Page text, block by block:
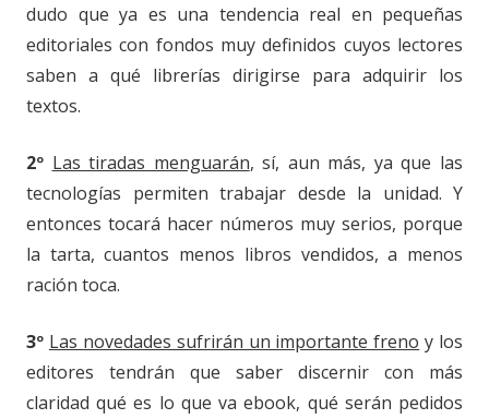
dudo que ya es una tendencia real en pequeñas
editoriales con fondos muy definidos cuyos lectores
saben a qué librerías dirigirse para adquirir los
textos.
2º Las tiradas menguarán, sí, aun más, ya que las
tecnologías permiten trabajar desde la unidad. Y
entonces tocará hacer números muy serios, porque
la tarta, cuantos menos libros vendidos, a menos
ración toca.
3º Las novedades sufrirán un importante freno y los
editores tendrán que saber discernir con más
claridad qué es lo que va ebook, qué serán pedidos